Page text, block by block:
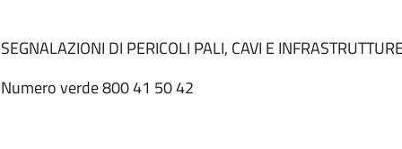
SEGNALAZIONI DI PERICOLI PALI, CAVI E
Numero verde 800 41 50 42